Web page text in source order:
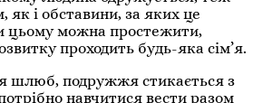
як і обставини, за яких це
цьому можна простежити,
проходить будь-яка сім’я.
шлюб, подружжя стикається з
навчитися вести разом